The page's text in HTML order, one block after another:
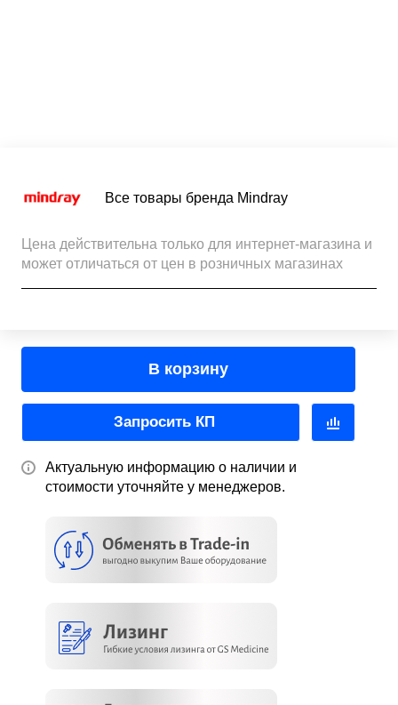
Все товары бренда Mindray
Цена действительна только для интернет-магазина и
может отличаться от цен в розничных магазинах
В корзину
Запросить КП
Актуальную информацию о наличии и
стоимости уточняйте у менеджеров.